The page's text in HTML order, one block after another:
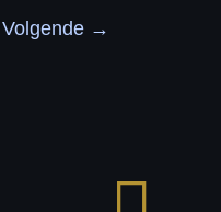
Volgende →